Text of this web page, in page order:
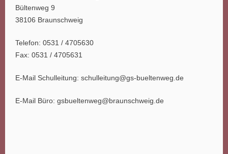
Bültenweg 9
38106 Braunschweig
Telefon: 0531 / 4705630
Fax: 0531 / 4705631
E-Mail Schulleitung: schulleitung@gs-bueltenweg.de
E-Mail Büro: gsbueltenweg@braunschweig.de